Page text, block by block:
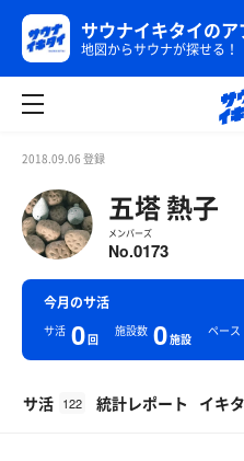
サウナイキタイのア
地図からサウナが探せる！
2018.09.06 登録
五塔 熱子
メンバーズ
No.0173
今月のサ活
サ活 0回
施設数 0施設
ペース
サ活 122 統計レポート イキ